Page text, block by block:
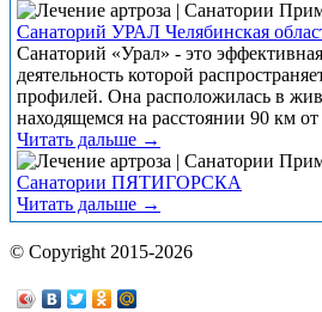
Санаторий УРАЛ Челябинская
Санаторий «Урал» - это
деятельность которой
профилей. Она расположилась в
находящемся на расстоянии 90 км
Читать дальше →
Санатории ПЯТИГОРСКА
Читать дальше →
© Copyright 2015-2026